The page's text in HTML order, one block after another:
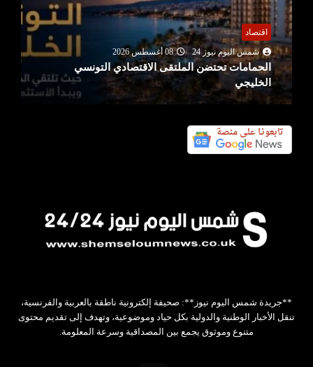
اقتصاد
شمس اليوم نيوز 24
08 أغسطس 2026
الحمامات تحتضن الملتقى الاقتصادي التونسي
الخليجي
**جريدة شمس اليوم نيوز**: صحيفة إلكترونية ناطقة بالعربية والفرنسية،
تنقل الأخبار الوطنية والدولية بكل حياد وموضوعية، وتهدف إلى تقديم محتوى
متنوع وموثوق يجمع بين المصداقية وسرعة المعلومة.